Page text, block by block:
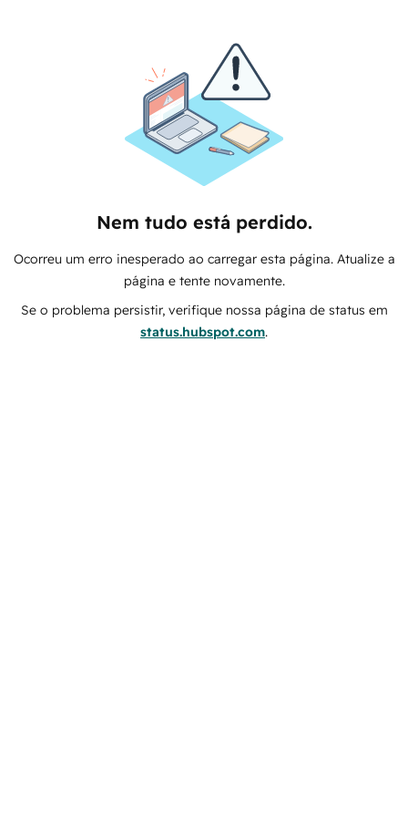
Nem tudo está perdido.
Ocorreu um erro inesperado ao carregar esta página. Atualize a
página e tente novamente.
Se o problema persistir, verifique nossa página de status em
status.hubspot.com.